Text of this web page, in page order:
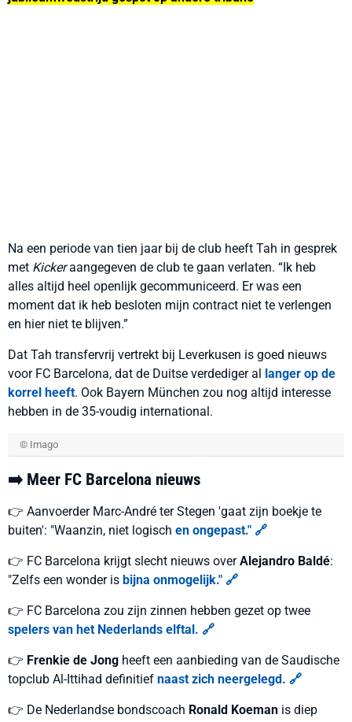
Na een periode van tien jaar bij de club heeft Tah in gesprek
met Kickeraangegeven de club te gaan verlaten. “Ik heb
alles altijd heel openlijk gecommuniceerd. Er was een
moment dat ik heb besloten mijn contract niet te verlengen
en hier niet te blijven.”
Dat Tah transfervrij vertrekt bij Leverkusen is goed nieuws
voor FC Barcelona, dat de Duitse verdediger al langer op de
korrel heeft. Ook Bayern München zou nog altijd interesse
hebben in de 35-voudig international.
© Imago
➡️ Meer FC Barcelona nieuws
👉 Aanvoerder Marc-André ter Stegen 'gaat zijn boekje te
buiten': "Waanzin, niet logisch en ongepast." 🔗
👉 FC Barcelona krijgt slecht nieuws overAlejandro Baldé:
"Zelfs een wonder is bijna onmogelijk." 🔗
👉 FC Barcelona zou zijn zinnen hebben gezet op twee
spelers van het Nederlands elftal. 🔗
👉 Frenkie de Jong heeft een aanbieding van de Saudische
topclub Al-Ittihad definitief naast zich neergelegd. 🔗
👉 De Nederlandse bondscoach Ronald Koeman is diep